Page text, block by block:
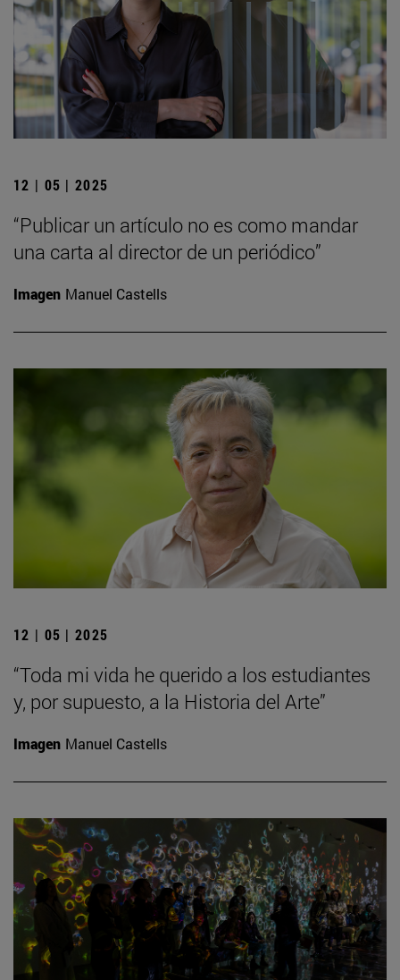
12 | 05 | 2025
“Publicar un artículo no es como mandar
una carta al director de un periódico”
Imagen Manuel Castells
12 | 05 | 2025
“Toda mi vida he querido a los estudiantes
y, por supuesto, a la Historia del Arte”
Imagen Manuel Castells